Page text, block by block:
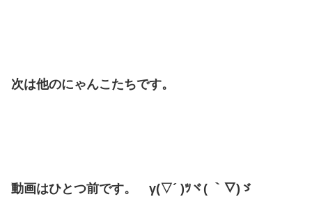
次は他のにゃんこたちです。
動画はひとつ前です。 γ(▽´ )ﾂヾ( ｀▽)ゞ